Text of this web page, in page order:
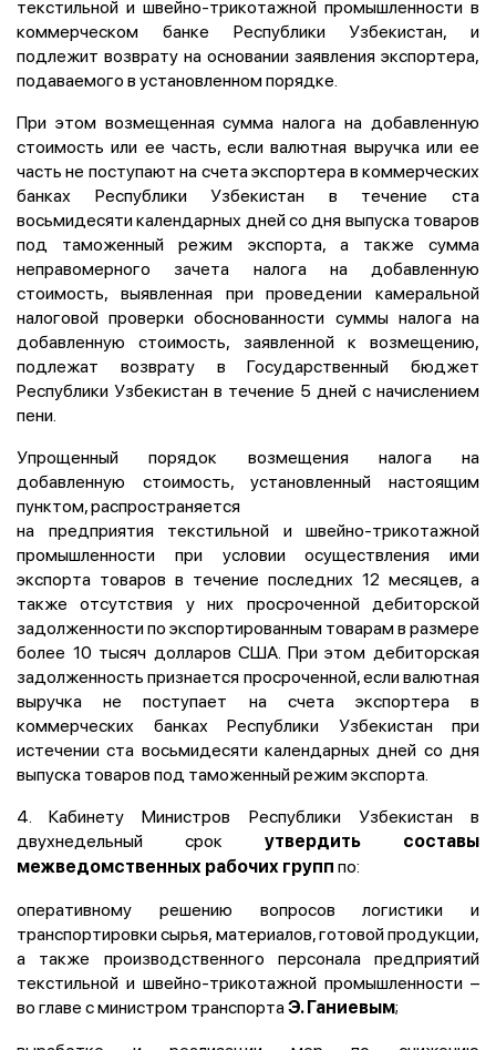
текстильной и швейно-трикотажной промышленности в
коммерческом банке Республики Узбекистан, и
подлежит возврату на основании заявления экспортера,
подаваемого в установленном порядке.
При этом возмещенная сумма налога на добавленную
стоимость или ее часть, если валютная выручка или ее
часть не поступают на счета экспортера в коммерческих
банках Республики Узбекистан в течение ста
восьмидесяти календарных дней со дня выпуска товаров
под таможенный режим экспорта, а также сумма
неправомерного зачета налога на добавленную
стоимость, выявленная при проведении камеральной
налоговой проверки обоснованности суммы налога на
добавленную стоимость, заявленной к возмещению,
подлежат возврату в Государственный бюджет
Республики Узбекистан в течение 5 дней с начислением
пени.
Упрощенный порядок возмещения налога на
добавленную стоимость, установленный настоящим
пунктом, распространяется
на предприятия текстильной и швейно-трикотажной
промышленности при условии осуществления ими
экспорта товаров в течение последних 12 месяцев, а
также отсутствия у них просроченной дебиторской
задолженности по экспортированным товарам в размере
более 10 тысяч долларов США. При этом дебиторская
задолженность признается просроченной, если валютная
выручка не поступает на счета экспортера в
коммерческих банках Республики Узбекистан при
истечении ста восьмидесяти календарных дней со дня
выпуска товаров под таможенный режим экспорта.
4. Кабинету Министров Республики Узбекистан в
двухнедельный срок утвердить составы
межведомственных рабочих групп по:
оперативному решению вопросов логистики и
транспортировки сырья, материалов, готовой продукции,
а также производственного персонала предприятий
текстильной и швейно-трикотажной промышленности –
во главе с министром транспортаЭ. Ганиевым;